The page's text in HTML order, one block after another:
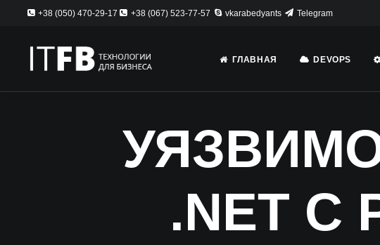
+38 (050) 470-29-17 +38 (067) 523-77-57 vkarabedyants Telegram
ГЛАВНАЯ DEVOPS
.NET С